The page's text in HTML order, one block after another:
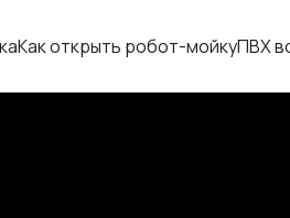
Как открыть робот-мойкуПВХ